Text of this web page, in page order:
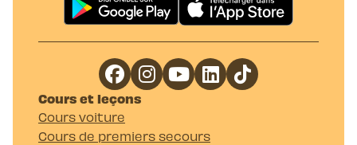
Cours et leçons
Cours voiture
Cours de premiers secours